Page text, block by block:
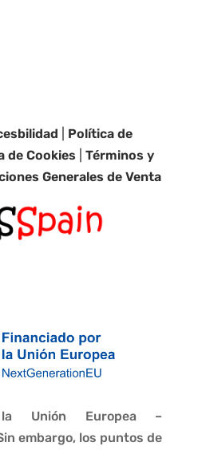
Política de
de Cookies |Términos y
Generales de Venta
Unión Europea –
embargo, los puntos de